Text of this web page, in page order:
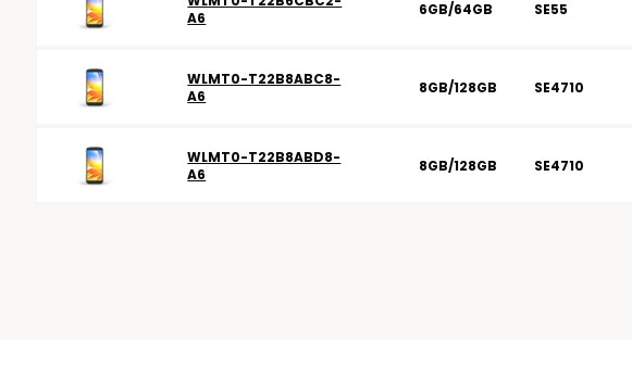
A6
6GB/64GB SE55
WLMT0-T22B8ABC8-
A6
8GB/128GB SE4710
WLMT0-T22B8ABD8-
A6
8GB/128GB SE4710